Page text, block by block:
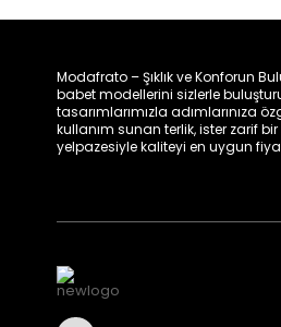
Modafrato – Şıklık ve Konforun
babet modellerini sizlerle
tasarımlarımızla adımlarınıza
kullanım sunan terlik, ister zarif
yelpazesiyle kaliteyi en uygun